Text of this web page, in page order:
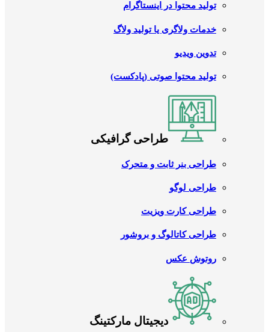
تولید محتوا در اینستاگرام
خدمات ولاگری یا تولید ولاگ
تدوین ویدیو
تولید محتوا صوتی (پادکست)
طراحی گرافیکی
طراحی بنر ثابت و متحرک
طراحی لوگو
طراحی کارت ویزیت
طراحی کاتالوگ و بروشور
روتوش عکس
دیجیتال مارکتینگ